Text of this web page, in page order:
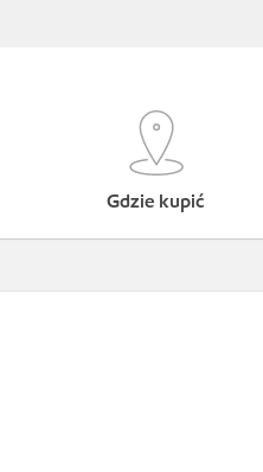
Gdzie kupić